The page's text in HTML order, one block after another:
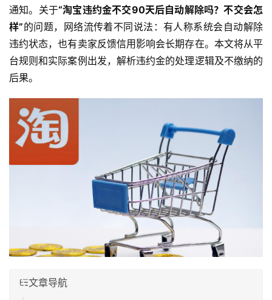
通知。关于“淘宝违约金不交90天后自动解除吗？不交会怎
样”的问题，网络流传着不同说法：有人称系统会自动解除
违约状态，也有卖家反馈信用影响会长期存在。本文将从平
台规则和实际案例出发，解析违约金的处理逻辑及不缴纳的
后果。
文章导航